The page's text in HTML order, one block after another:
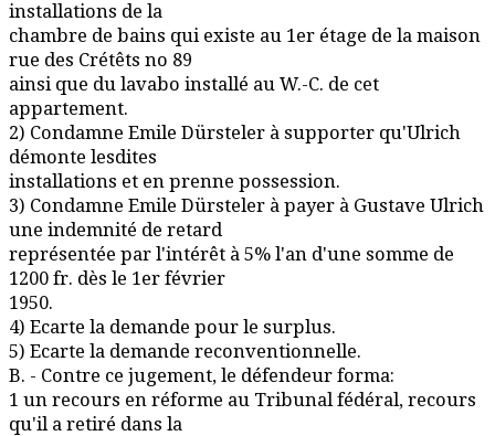
installations de la
chambre de bains qui existe au 1er étage de la maison
rue des Crétêts no 89
ainsi que du lavabo installé au W.-C. de cet
appartement.
2) Condamne Emile Dürsteler à supporter qu'Ulrich
démonte lesdites
installations et en prenne possession.
3) Condamne Emile Dürsteler à payer à Gustave Ulrich
une indemnité de retard
représentée par l'intérêt à 5% l'an d'une somme de
1200 fr. dès le 1er février
1950.
4) Ecarte la demande pour le surplus.
5) Ecarte la demande reconventionnelle.
B. - Contre ce jugement, le défendeur forma:
1 un recours en réforme au Tribunal fédéral, recours
qu'il a retiré dans la